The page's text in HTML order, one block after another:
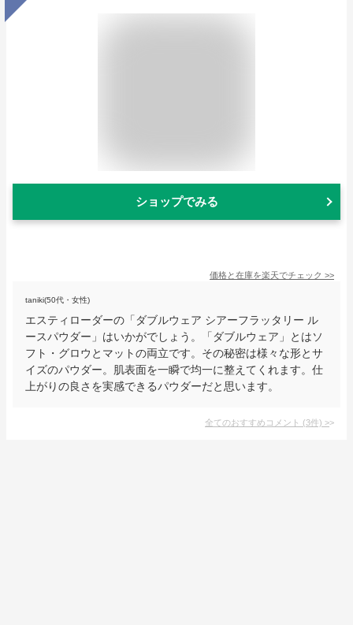
ショップでみる
価格と在庫を楽天でチェック >>
taniki(50代・女性)
エスティローダーの「ダブルウェア シアーフラッタリー ル
ースパウダー」はいかがでしょう。「ダブルウェア」とはソ
フト・グロウとマットの両立です。その秘密は様々な形とサ
イズのパウダー。肌表面を一瞬で均一に整えてくれます。仕
上がりの良さを実感できるパウダーだと思います。
全てのおすすめコメント (3件) >